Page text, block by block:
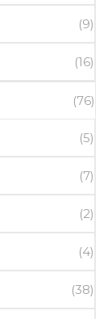
(9)
(16)
(76)
(5)
(7)
(2)
(4)
(38)